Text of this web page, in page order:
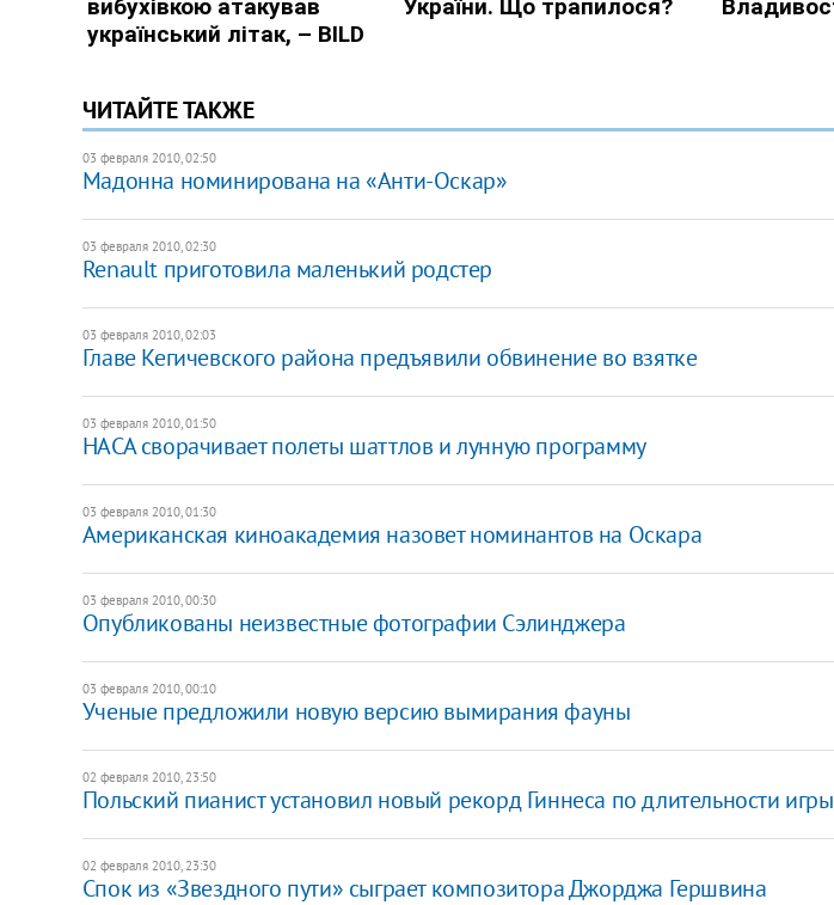
ЧИТАЙТЕ ТАКЖЕ
03 февраля 2010, 02:50
Мадонна номинирована на «Анти-Оскар»
03 февраля 2010, 02:30
Renault приготовила маленький родстер
03 февраля 2010, 02:03
Главе Кегичевского района предъявили обвинение во взятке
03 февраля 2010, 01:50
НАСА сворачивает полеты шаттлов и лунную программу
03 февраля 2010, 01:30
Американская киноакадемия назовет номинантов на Оскара
03 февраля 2010, 00:30
Опубликованы неизвестные фотографии Сэлинджера
03 февраля 2010, 00:10
Ученые предложили новую версию вымирания фауны
02 февраля 2010, 23:50
Польский пианист установил новый рекорд Гиннеса по длительности игры
02 февраля 2010, 23:30
Спок из «Звездного пути» сыграет композитора Джорджа Гершвина